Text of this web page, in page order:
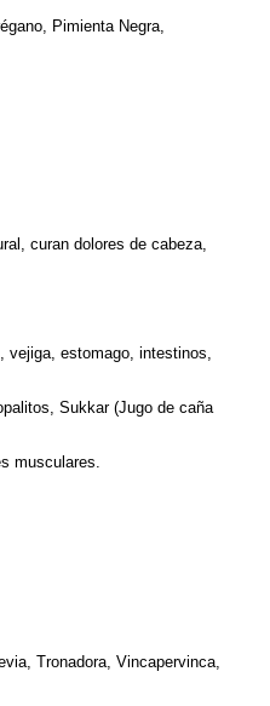
Pimienta Negra,
curan dolores de cabeza,
vejiga, estomago, intestinos,
Sukkar (Jugo de caña
musculares.
Tronadora, Vincapervinca,